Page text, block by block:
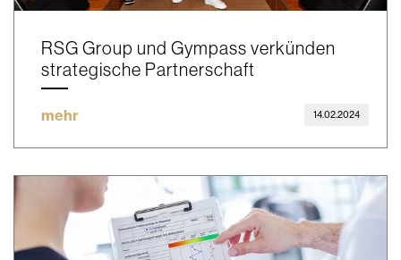
RSG Group und Gympass verkünden
strategische Partnerschaft
mehr 14.02.2024